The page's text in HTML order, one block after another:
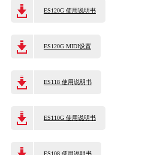
ES120G 使用说明书
ES120G MIDI设置
ES118 使用说明书
ES110G 使用说明书
ES108 使用说明书